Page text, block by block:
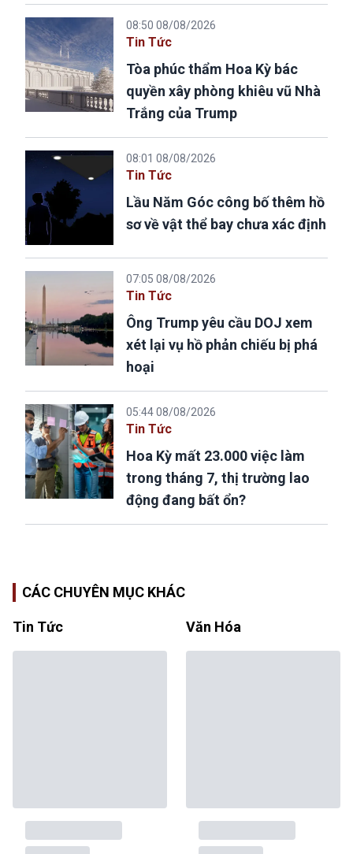
08:50 08/08/2026
Tin Tức
Tòa phúc thẩm Hoa Kỳ bác
quyền xây phòng khiêu vũ Nhà
Trắng của Trump
08:01 08/08/2026
Tin Tức
Lầu Năm Góc công bố thêm hồ
sơ về vật thể bay chưa xác định
07:05 08/08/2026
Tin Tức
Ông Trump yêu cầu DOJ xem
xét lại vụ hồ phản chiếu bị phá
hoại
05:44 08/08/2026
Tin Tức
Hoa Kỳ mất 23.000 việc làm
trong tháng 7, thị trường lao
động đang bất ổn?
CÁC CHUYÊN MỤC KHÁC
Tin Tức Văn Hóa